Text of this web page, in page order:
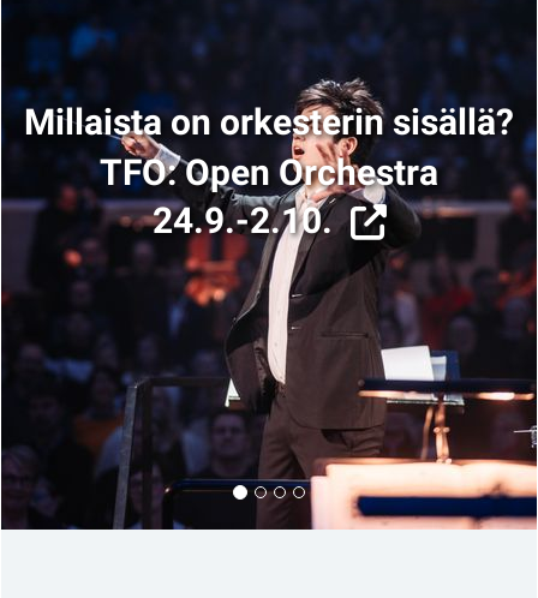
Millaista on orkesterin sisällä?
TFO: Open Orchestra
24.9.-2.10.